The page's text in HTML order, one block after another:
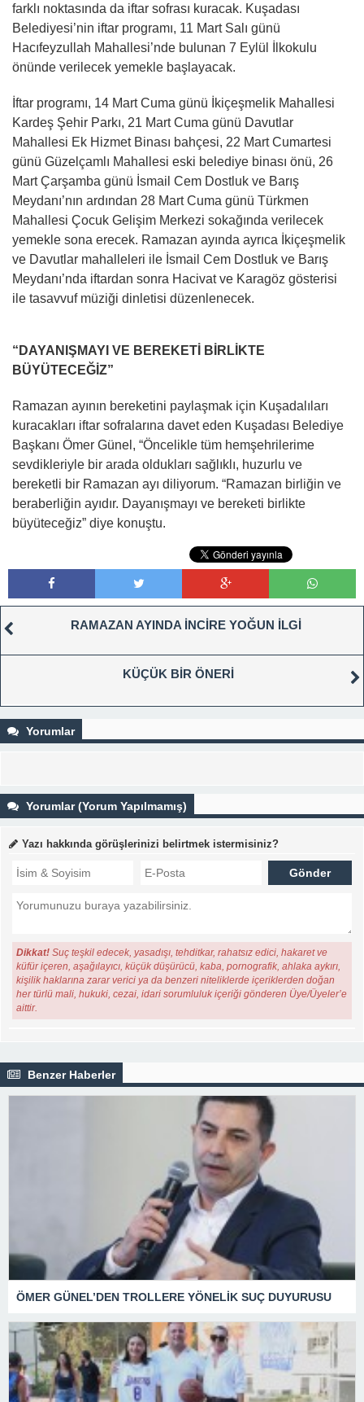
farklı noktasında da iftar sofrası kuracak. Kuşadası
Belediyesi’nin iftar programı, 11 Mart Salı günü
Hacıfeyzullah Mahallesi’nde bulunan 7 Eylül İlkokulu
önünde verilecek yemekle başlayacak.
İftar programı, 14 Mart Cuma günü İkiçeşmelik Mahallesi
Kardeş Şehir Parkı, 21 Mart Cuma günü Davutlar
Mahallesi Ek Hizmet Binası bahçesi, 22 Mart Cumartesi
günü Güzelçamlı Mahallesi eski belediye binası önü, 26
Mart Çarşamba günü İsmail Cem Dostluk ve Barış
Meydanı’nın ardından 28 Mart Cuma günü Türkmen
Mahallesi Çocuk Gelişim Merkezi sokağında verilecek
yemekle sona erecek. Ramazan ayında ayrıca İkiçeşmelik
ve Davutlar mahalleleri ile İsmail Cem Dostluk ve Barış
Meydanı’nda iftardan sonra Hacivat ve Karagöz gösterisi
ile tasavvuf müziği dinletisi düzenlenecek.
“DAYANIŞMAYI VE BEREKETİ BİRLİKTE
BÜYÜTECEĞİZ”
Ramazan ayının bereketini paylaşmak için Kuşadalıları
kuracakları iftar sofralarına davet eden Kuşadası Belediye
Başkanı Ömer Günel, “Öncelikle tüm hemşehrilerime
sevdikleriyle bir arada oldukları sağlıklı, huzurlu ve
bereketli bir Ramazan ayı diliyorum. “Ramazan birliğin ve
beraberliğin ayıdır. Dayanışmayı ve bereketi birlikte
büyüteceğiz” diye konuştu.
RAMAZAN AYINDA İNCİRE YOĞUN İLGİ
KÜÇÜK BİR ÖNERİ
Yorumlar
Yorumlar (Yorum Yapılmamış)
Yazı hakkında görüşlerinizi belirtmek istermisiniz?
Dikkat! Suç teşkil edecek, yasadışı, tehditkar, rahatsız edici, hakaret ve
küfür içeren, aşağılayıcı, küçük düşürücü, kaba, pornografik, ahlaka aykırı,
kişilik haklarına zarar verici ya da benzeri niteliklerde içeriklerden doğan
her türlü mali, hukuki, cezai, idari sorumluluk içeriği gönderen Üye/Üyeler’e
aittir.
Benzer Haberler
ÖMER GÜNEL’DEN TROLLERE YÖNELİK SUÇ DUYURUSU